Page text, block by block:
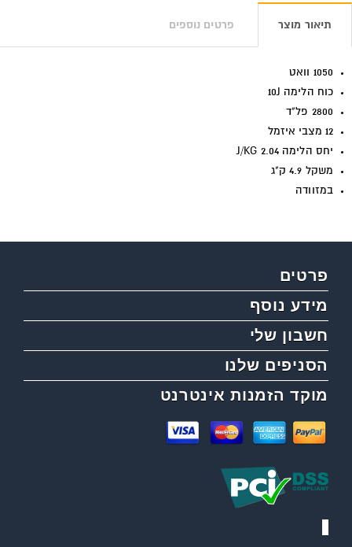
תיאור מוצר פרטים נוספים
1050 וואט
כוח הלימה 10J
2800 פל"ד
12 מצבי איזמל
יחס הלימה 2.04 J/KG
משקל 4.9 ק"ג
במזוודה
פרטים
מידע נוסף
חשבון שלי
הסניפים שלנו
מוקד הזמנות אינטרנט